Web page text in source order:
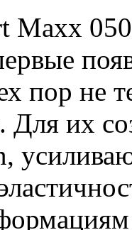
Maxx
пор не
Для их